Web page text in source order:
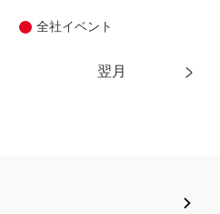
翌月
全社イベント